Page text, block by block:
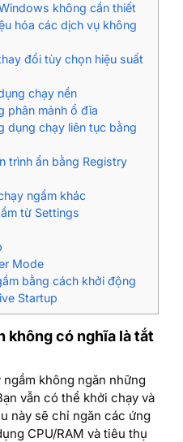
không cần thiết
hóa các dịch vụ không
đổi tùy chọn hiệu suất
chạy nền
phân mảnh ổ đĩa
dụng chạy liên tục bằng
trình ẩn bằng Registry
ngầm khác
từ Settings
Mode
bằng cách khởi động
Startup
không có nghĩa là tắt
không ngăn những
vẫn có thể khởi chạy và
này sẽ chỉ ngăn các ứng
CPU/RAM và tiêu thụ